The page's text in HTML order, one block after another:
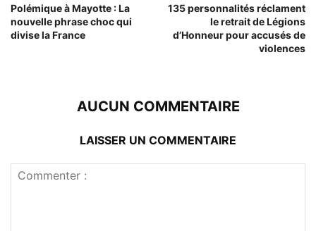
Polémique à Mayotte : La
nouvelle phrase choc qui
divise la France
135 personnalités réclament
le retrait de Légions
d’Honneur pour accusés de
violences
AUCUN COMMENTAIRE
LAISSER UN COMMENTAIRE